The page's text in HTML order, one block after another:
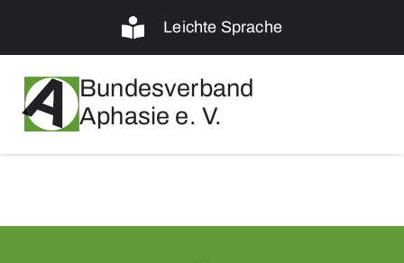
Leichte Sprache
Bundesverband
Aphasie e. V.